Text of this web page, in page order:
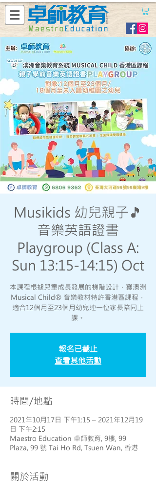
Musikids 幼兒親子🎵
音樂英語證書
Playgroup (Class A:
Sun 13:15-14:15) Oct
本課程根據兒童成長發展的梯階設計，獲澳洲
Musical Child® 音樂教材特許香港區課程，
適合12個月至23個月幼兒連一位家長陪同上
課。
報名已截止
查看其他活動
時間/地點
2021年10月17日 下午1:15 – 2021年12月19
日 下午2:15
Maestro Education 卓師教育, 9樓, 99
Plaza, 99 號 Tai Ho Rd, Tsuen Wan, 香港
關於活動